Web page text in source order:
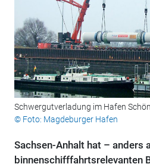
Schwergutverladung im Hafen
© Foto: Magdeburger Hafen
Sachsen-Anhalt hat – anders
binnenschifffahrtsrelevanten